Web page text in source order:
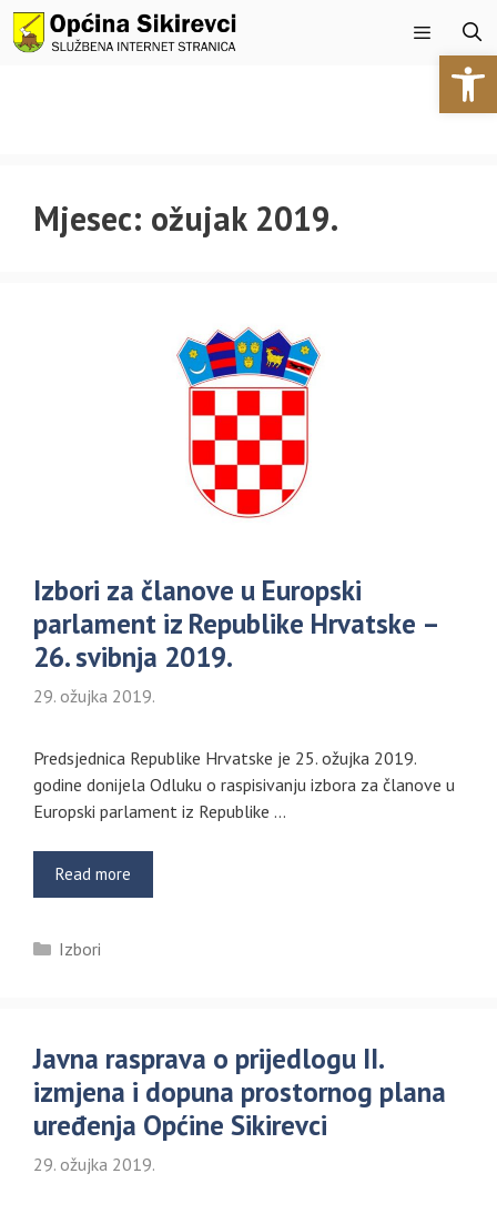
Preskoči
na
Izbornik
Mjesec: ožujak 2019.
Izbori za članove u Europski
parlament iz Republike Hrvatske –
26. svibnja 2019.
29. ožujka 2019.
Predsjednica Republike Hrvatske je 25. ožujka 2019.
godine donijela Odluku o raspisivanju izbora za članove u
Europski parlament iz Republike …
Read more
Kategorije
Izbori
Javna rasprava o prijedlogu II.
izmjena i dopuna prostornog plana
uređenja Općine Sikirevci
29. ožujka 2019.